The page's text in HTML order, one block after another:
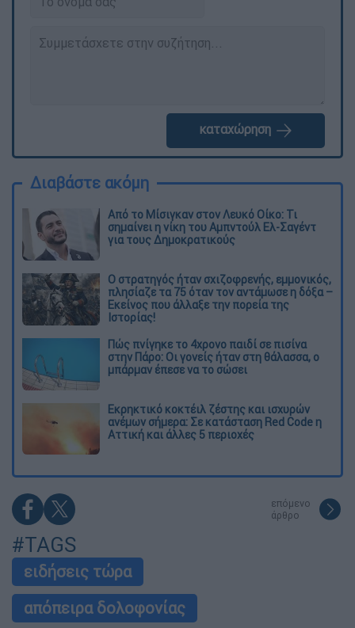
καταχώρηση
Διαβάστε ακόμη
Από το Μίσιγκαν στον Λευκό Οίκο: Τι
σημαίνει η νίκη του Αμπντούλ Ελ-Σαγέντ
για τους Δημοκρατικούς
O στρατηγός ήταν σχιζοφρενής, εμμονικός,
πλησίαζε τα 75 όταν τον αντάμωσε η δόξα –
Εκείνος που άλλαξε την πορεία της
Ιστορίας!
Πώς πνίγηκε το 4χρονο παιδί σε πισίνα
στην Πάρο: Οι γονείς ήταν στη θάλασσα, ο
μπάρμαν έπεσε να το σώσει
Εκρηκτικό κοκτέιλ ζέστης και ισχυρών
ανέμων σήμερα: Σε κατάσταση Red Code η
Αττική και άλλες 5 περιοχές
επόμενο
άρθρο
#TAGS
ειδήσεις τώρα
απόπειρα δολοφονίας